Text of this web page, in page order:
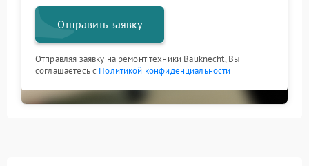
Отправить заявку
Отправляя заявку на ремонт техники Bauknecht, Вы
соглашаетесь с Политикой конфиденциальности